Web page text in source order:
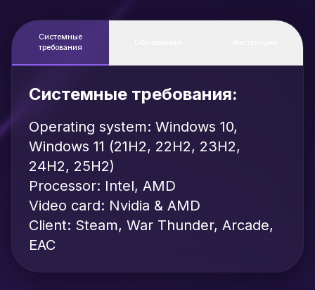
Системные
требования
Системные требования:
Operating system: Windows 10,
Windows 11 (21H2, 22H2, 23H2,
24H2, 25H2)
Processor: Intel, AMD
Video card: Nvidia & AMD
Client: Steam, War Thunder, Arcade,
EAC